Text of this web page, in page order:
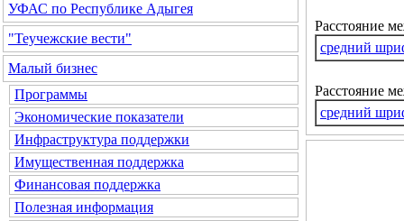
УФАС по Республике Адыгея
"Теучежские вести"
Малый бизнес
Программы
Экономические показатели
Инфраструктура поддержки
Имущественная поддержка
Финансовая поддержка
Полезная информация
Расстояние
средний
Расстояние
средний